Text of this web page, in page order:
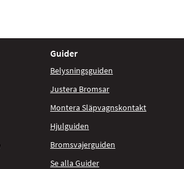
Guider
Belysningsguiden
Justera Bromsar
Montera Släpvagnskontakt
Hjulguiden
Bromsvajerguiden
Se alla Guider